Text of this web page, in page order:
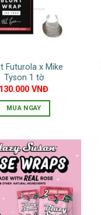
Futurola x Mike
Tyson 1 tờ
130.000VNĐ
MUA NGAY